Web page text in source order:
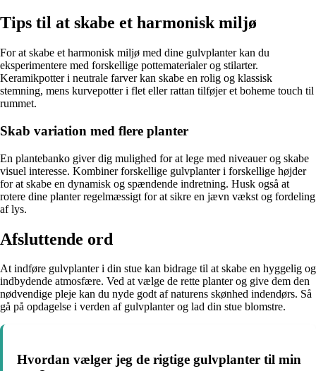
Tips til at skabe et harmonisk miljø
For at skabe et harmonisk miljø med dine gulvplanter kan du
eksperimentere med forskellige pottematerialer og stilarter.
Keramikpotter i neutrale farver kan skabe en rolig og klassisk
stemning, mens kurvepotter i flet eller rattan tilføjer et boheme touch til
rummet.
Skab variation med flere planter
En plantebanko giver dig mulighed for at lege med niveauer og skabe
visuel interesse. Kombiner forskellige gulvplanter i forskellige højder
for at skabe en dynamisk og spændende indretning. Husk også at
rotere dine planter regelmæssigt for at sikre en jævn vækst og fordeling
af lys.
Afsluttende ord
At indføre gulvplanter i din stue kan bidrage til at skabe en hyggelig og
indbydende atmosfære. Ved at vælge de rette planter og give dem den
nødvendige pleje kan du nyde godt af naturens skønhed indendørs. Så
gå på opdagelse i verden af gulvplanter og lad din stue blomstre.
Hvordan vælger jeg de rigtige gulvplanter til min